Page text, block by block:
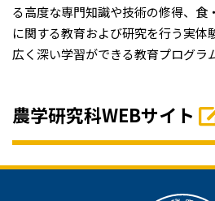
る高度な専門知識や技術の修得、食
に関する教育および研究を行う実体
広く深い学習ができる教育プログラ
農学研究科WEBサイト